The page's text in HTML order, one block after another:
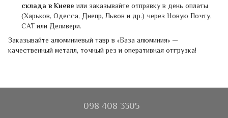
склада в Киеве или заказывайте отправку в день оплаты
(Харьков, Одесса, Днепр, Львов и др.) через Новую Почту,
САТ или Деливери.
Заказывайте алюминиевый тавр в «База алюминия» —
качественный металл, точный рез и оперативная отгрузка!
098 408 3305